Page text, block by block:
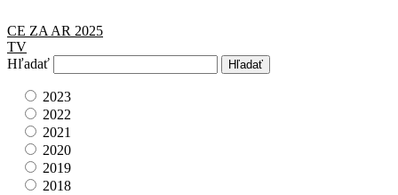
CE ZA AR 2025
TV
Hľadať
2023
2022
2021
2020
2019
2018